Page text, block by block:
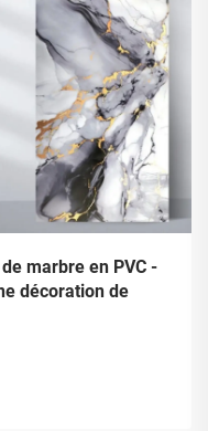
marbre en PVC -
décoration de